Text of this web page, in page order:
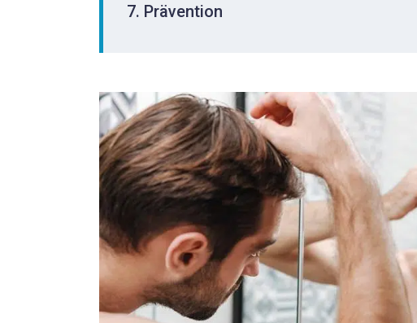
Prävention